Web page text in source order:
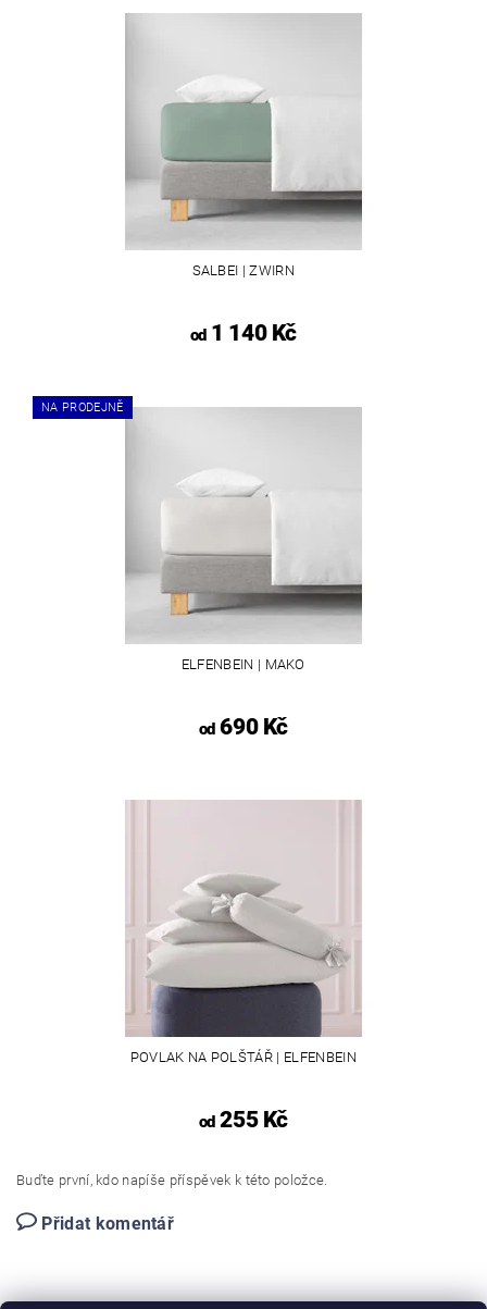
SALBEI | ZWIRN
od1 140 Kč
NA PRODEJNĚ
ELFENBEIN | MAKO
od690 Kč
POVLAK NA POLŠTÁŘ | ELFENBEIN
od255 Kč
Buďte první, kdo napíše příspěvek k této položce.
Přidat komentář